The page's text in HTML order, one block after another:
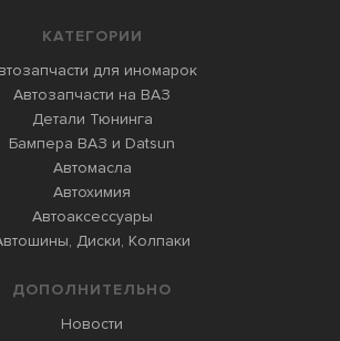
КАТЕГОРИИ
для иномарок
Автозапчасти на ВАЗ
Детали Тюнинга
Бампера ВАЗ и Datsun
Автомасла
Автохимия
Автоаксессуары
Диски, Колпаки
ДОПОЛНИТЕЛЬНО
Новости